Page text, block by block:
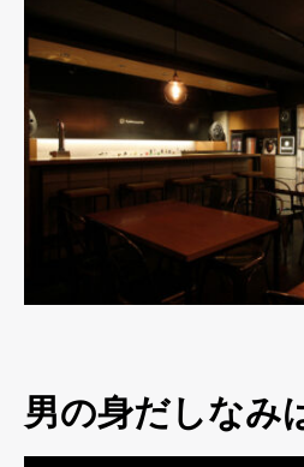
男の身だしなみ